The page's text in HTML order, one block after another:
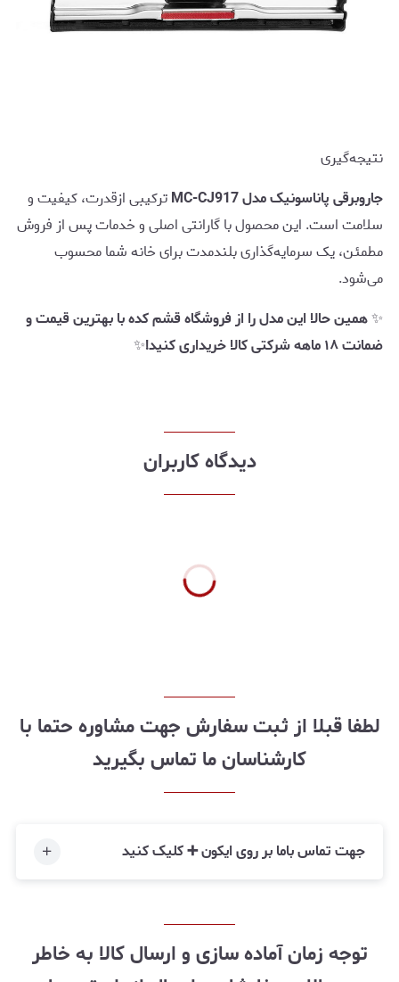
نتیجه‌گیری
جاروبرقی پاناسونیک مدل MC-CJ917
ترکیبی ازقدرت، کیفیت و
سلامت است. این محصول با گارانتی اصلی و خدمات پس از فروش
مطمئن، یک سرمایه‌گذاری بلندمدت برای خانه شما محسوب
می‌شود.
✨همین حالا این مدل را از فروشگاه قشم کده با بهترین قیمت و
ضمانت ۱۸ ماهه شرکتی کالا خریداری کنید!
✨
دیدگاه کاربران
لطفا قبلا از ثبت سفارش جهت مشاوره حتما با
کارشناسان ما تماس بگیرید
جهت تماس باما بر روی ایکون ➕ کلیک کنید
توجه زمان آماده سازی و ارسال کالا به خاطر